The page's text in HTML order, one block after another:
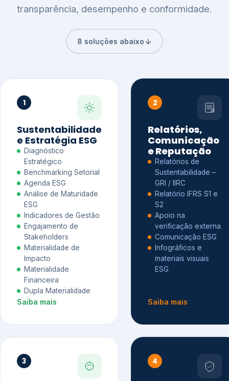
transparência, desempenho e conformidade.
8 soluções abaixo
1
Sustentabilidade
e Estratégia ESG
Diagnóstico
Estratégico
Benchmarking Setorial
Agenda ESG
Análise de Maturidade
ESG
Indicadores de Gestão
Engajamento de
Stakeholders
Materialidade de
Impacto
Materialidade
Financeira
Dupla Materialidade
Saiba mais
2
Relatórios,
Comunicação
e Reputação
Relatórios de
Sustentabilidade –
GRI / IIRC
Relatório IFRS S1 e
S2
Apoio na
verificação externa
Comunicação ESG
Infográficos e
materiais visuais
ESG
Saiba mais
3 4